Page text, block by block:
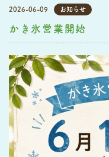
2026-06-09 お知らせ
かき氷営業開始